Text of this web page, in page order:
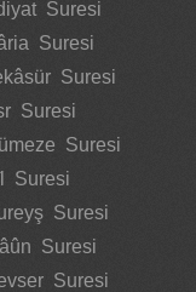
Suresi
Suresi
Suresi
Suresi
Suresi
Suresi
Suresi
Suresi
Suresi